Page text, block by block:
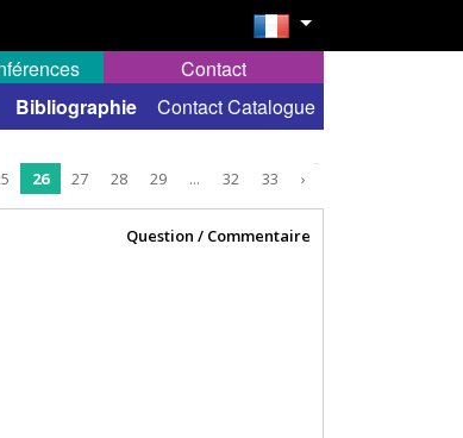
Bibliographie Contact Catalogue
Contact
26 27 28 29 ... 32 33 ›
Question / Commentaire